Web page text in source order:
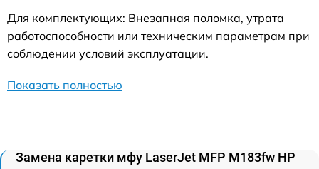
Для комплектующих: Внезапная поломка, утрата
работоспособности или техническим параметрам при
соблюдении условий эксплуатации.
Показать полностью
Замена каретки мфу LaserJet MFP M183fw HP